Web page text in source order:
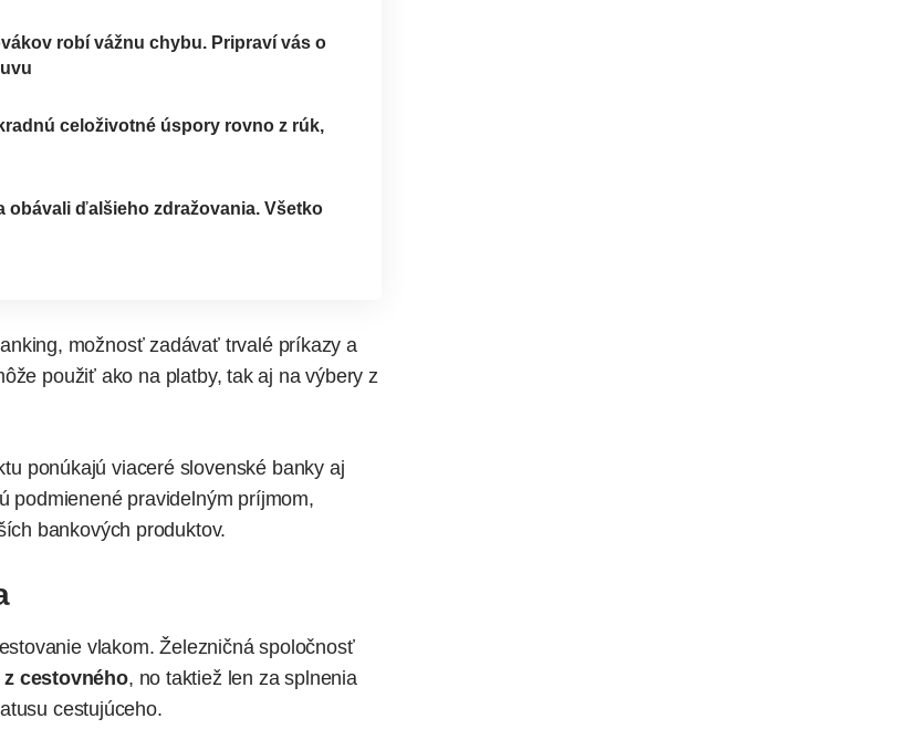
robí vážnu chybu. Pripraví vás o
celoživotné úspory rovno z rúk,
obávali ďalšieho zdražovania. Všetko
možnosť zadávať trvalé príkazy a
použiť ako na platby, tak aj na výbery z
ponúkajú viaceré slovenské banky aj
podmienené pravidelným príjmom,
bankových produktov.
vlakom. Železničná spoločnosť
cestovného, no taktiež len za splnenia
cestujúceho.